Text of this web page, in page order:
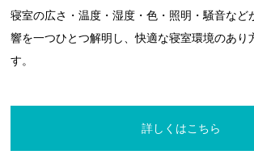
寝室の広さ・温度・湿度・色・照明・騒音など
響を一つひとつ解明し、快適な寝室環境のあり
す。
詳しくはこちら